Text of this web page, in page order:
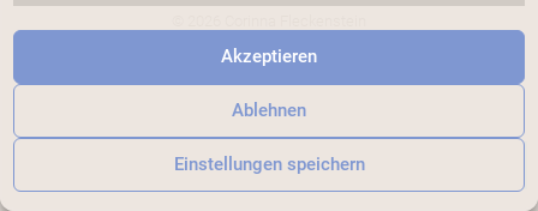
Akzeptieren
Ablehnen
Einstellungen speichern